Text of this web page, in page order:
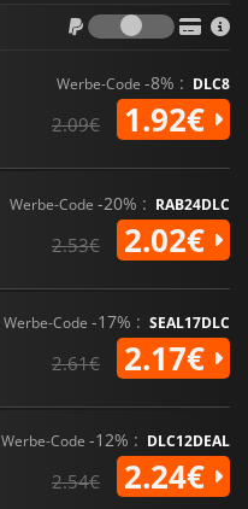
Werbe-Code -8% : DLC8
2.09€ 1.92€
Werbe-Code -20% : RAB24DLC
2.53€ 2.02€
Werbe-Code -17% : SEAL17DLC
2.61€ 2.17€
Werbe-Code -12% : DLC12DEAL
2.54€ 2.24€